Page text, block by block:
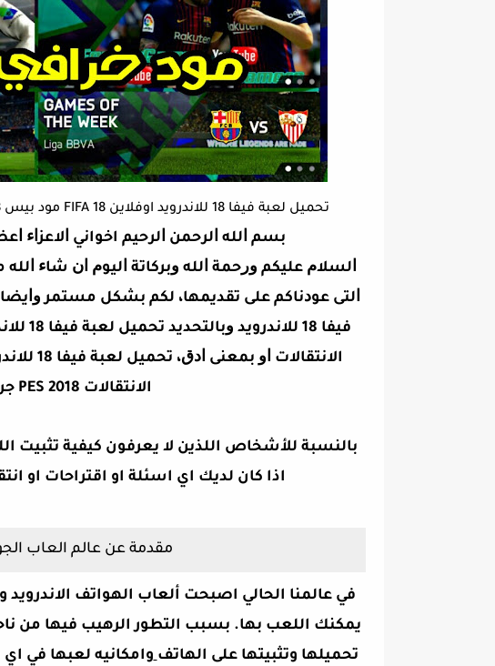
تحميل لعبة فيفا 18 للاندرويد اوفلاين FIFA 18 مود بيس 2018 باخر الانتقالات PES 2018 جرافيك خيالي
ﺑﺴﻢ ﺍﻟﻠﻪ ﺍﻟﺮﺣﻤﻦ ﺍﻟﺮﺣﻴﻢ اخواني ﺍﻻﻋﺰﺍﺀ
ﺍﻟﺴﻼﻡ ﻋﻠﻴﻜﻢ ﻭﺭﺣﻤﺔ ﺍﻟﻠﻪ ﻭﺑﺮﻛﺎﺗﺔ ﺍﻟﻴﻮﻡ ﺍﻥ ﺷﺎﺀ
ﺍﻟﺘﻰ ﻋﻮﺩﻧﺎﻛﻢ ﻋﻠﻰ ﺗﻘﺪﻳﻤﻬﺎ، ﻟﻜﻢ ﺑﺸﻜﻞ ﻣﺴﺘﻤﺮ
الانتقالات ﺍﻭ ﺑﻤﻌﻨﻰ ﺍﺩﻕ،
الانتقالات PES 2018 جرافيك خيالي
بالنسبة للأشخاص اللذين لا يعرفون كيفية تثبيت
اذا كان لديك اي اسئلة او اقتراحات او
مقدمة عن عالم العاب
في عالمنا الحالي اصبحت ألعاب الهواتف الاندرويد
يمكنك اللعب بها. بسبب التطور الرهيب فيها من
تحميلها وتثبيتها على الهاتف وامكانيه لعبها في